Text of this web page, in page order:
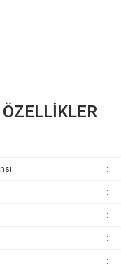
:
:
:
:
: